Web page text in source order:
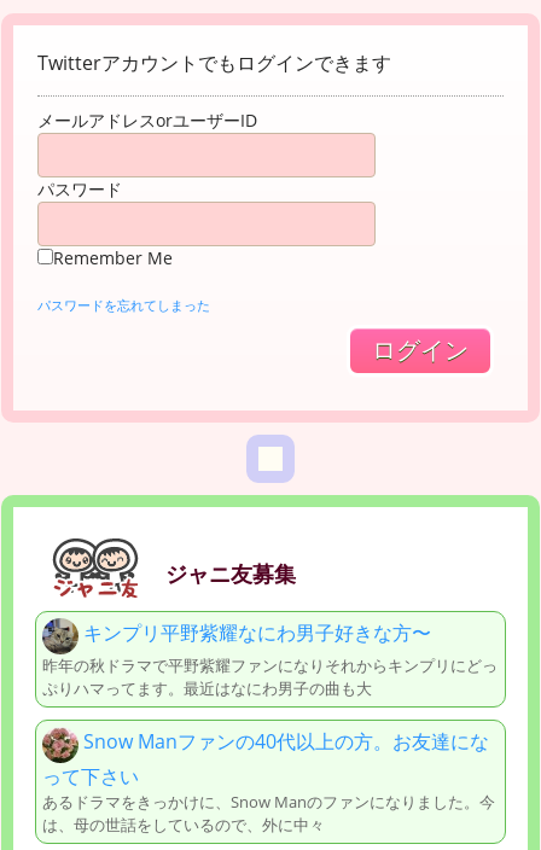
Twitterアカウントでもログインできます
メールアドレスorユーザーID
パスワード
Remember Me
パスワードを忘れてしまった
ジャニ友募集
キンプリ平野紫耀なにわ男子好きな方〜
昨年の秋ドラマで平野紫耀ファンになりそれからキンプリにどっ
ぷりハマってます。最近はなにわ男子の曲も大
Snow Manファンの40代以上の方。お友達にな
って下さい
あるドラマをきっかけに、Snow Manのファンになりました。今
は、母の世話をしているので、外に中々